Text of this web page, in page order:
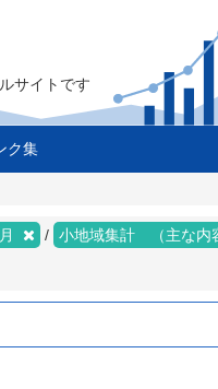
サイトです
ク集
小地域集計 （主な内